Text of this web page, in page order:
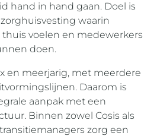
hand in hand gaan. Doel is
waarin
voelen en medewerkers
doen.
en meerjarig, met meerdere
Daarom is
aanpak met een
Binnen zowel Cosis als
zorg een